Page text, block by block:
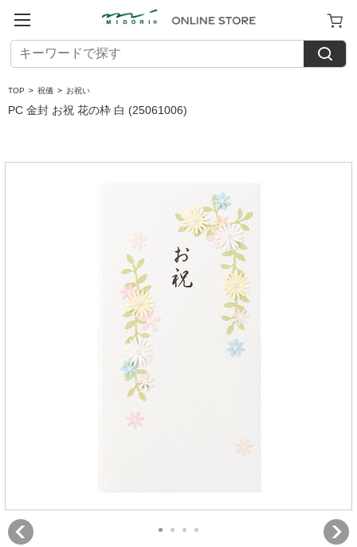
TOP > 祝儀 > お祝い
PC 金封 お祝 花の枠 白 (25061006)